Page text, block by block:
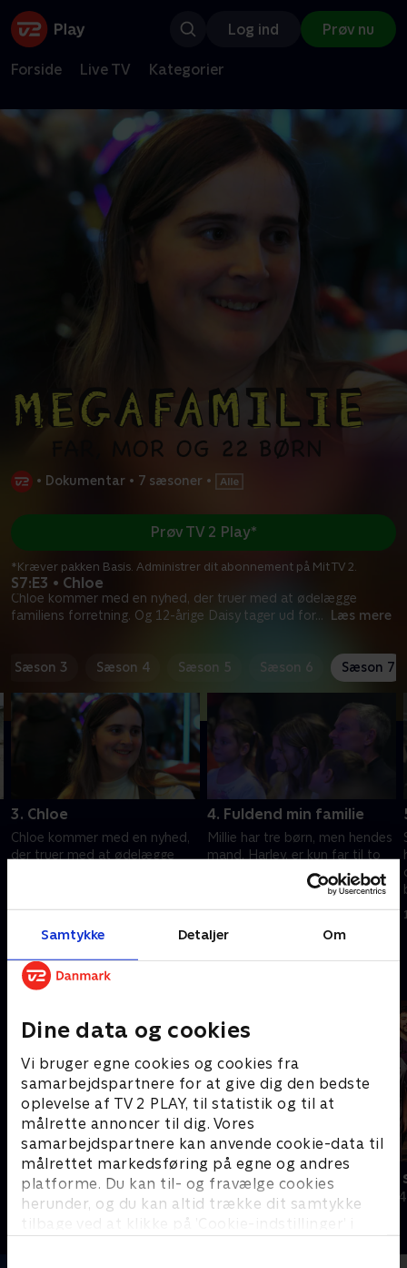
Samtykke Detaljer Om
Dine data og cookies
Vi bruger egne cookies og cookies fra
samarbejdspartnere for at give dig den bedste
oplevelse af TV 2 PLAY, til statistik og til at
målrette annoncer til dig. Vores
samarbejdspartnere kan anvende cookie-data til
målrettet markedsføring på egne og andres
platforme. Du kan til- og fravælge cookies
herunder, og du kan altid trække dit samtykke
tilbage ved at klikke på ’Cookie-indstillinger’ i
Log ind Prøv nu
Forside Live TV Kategorier
• Dokumentar • 7 sæsoner •
S7:E3 • Chloe
Chloe kommer med en nyhed, der truer med at ødelægge
familiens forretning. Og 12-årige Daisy tager ud for... Læs mere
Prøv TV 2 Play*
*Kræver pakken Basis. Administrer dit abonnement på Mit TV 2.
Sæson 3 Sæson 4 Sæson 5 Sæson 6 Sæson 7
3. Chloe
Chloe kommer med en nyhed,
der truer med at ødelægge
rense Morecambes ikoniske
15. december 2025 • 44 min
4. Fuldend min familie
Millie har tre børn, men hendes
mand, Harley, er kun far til to
af dem. Han ønsker derfor at
adoptere Ophelia, men er Millie
med på den?
16. december 2025 • 45 min
Andre så også
Megafamilie - mor, far og 16 børn
Dokumentar • 1 sæsoner
24 timer på
Dokumentar •